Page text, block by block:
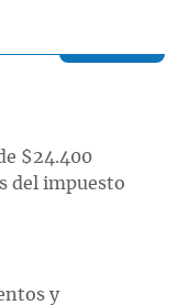
$24.400
del impuesto
y